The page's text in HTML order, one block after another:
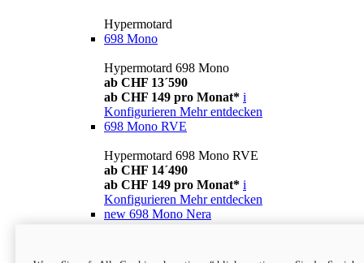
Hypermotard
698 Mono
Hypermotard 698 Mono
ab CHF 13´590
ab CHF 149 pro Monat* i
Konfigurieren Mehr entdecken
698 Mono RVE
Hypermotard 698 Mono RVE
ab CHF 14´490
ab CHF 149 pro Monat* i
Konfigurieren Mehr entdecken
new 698 Mono Nera
ab CHF 13´990